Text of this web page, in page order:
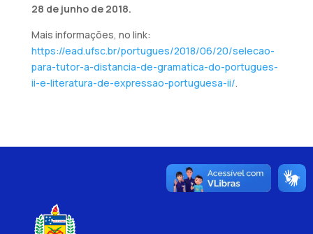
28 de junho de 2018.
Mais informações, no link:
https://ead.ufsc.br/portugues/2018/06/20/selecao-
para-tutor-a-distancia-de-gramatica-do-portugues-
ii-e-literatura-de-expressao-portuguesa-ii/.